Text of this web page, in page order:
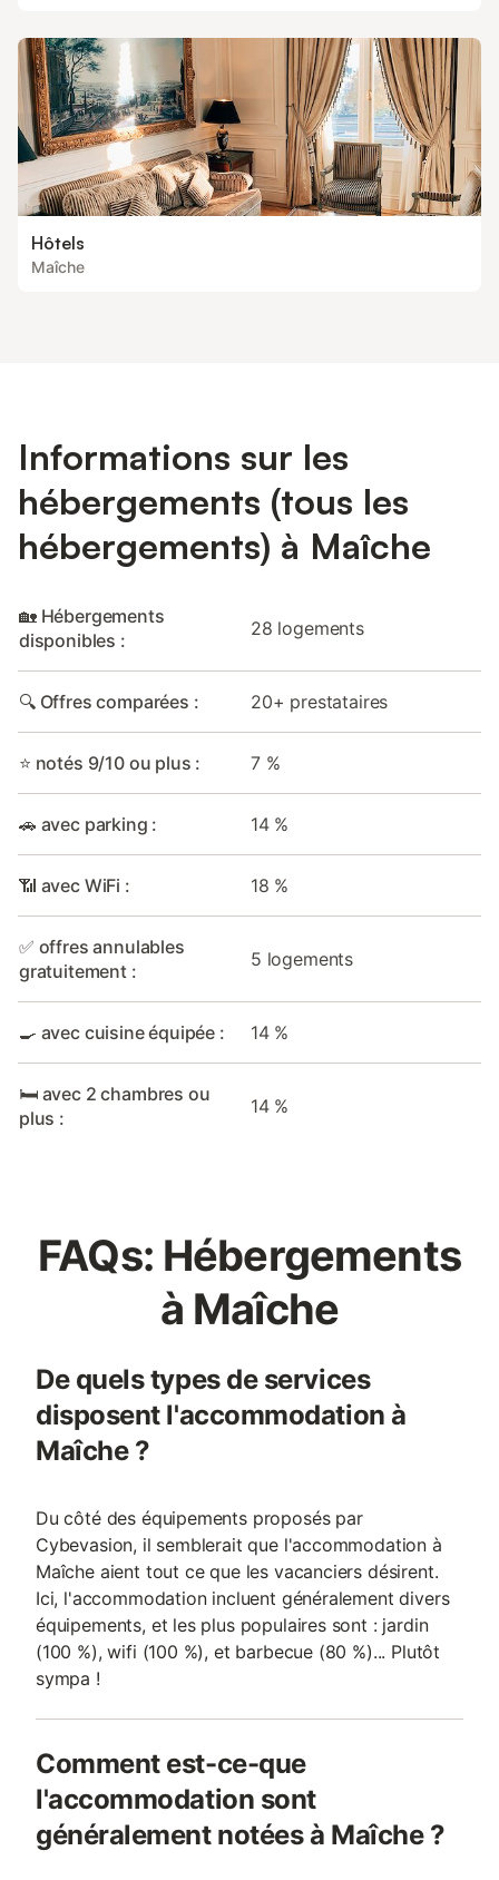
Hôtels
Maîche
Informations sur les
hébergements (tous les
hébergements) à Maîche
🏡 Hébergements
disponibles :
28 logements
🔍 Offres comparées : 20+ prestataires
⭐ notés 9/10 ou plus : 7 %
🚗 avec parking : 14 %
📶 avec WiFi : 18 %
✅ offres annulables
gratuitement :
5 logements
🍳 avec cuisine équipée : 14 %
🛏️ avec 2 chambres ou
plus :
14 %
FAQs: Hébergements
à Maîche
De quels types de services
disposent l'accommodation à
Maîche ?
Du côté des équipements proposés par
Cybevasion, il semblerait que l'accommodation à
Maîche aient tout ce que les vacanciers désirent.
Ici, l'accommodation incluent généralement divers
équipements, et les plus populaires sont : jardin
(100 %), wifi (100 %), et barbecue (80 %)... Plutôt
sympa !
Comment est-ce-que
l'accommodation sont
généralement notées à Maîche ?